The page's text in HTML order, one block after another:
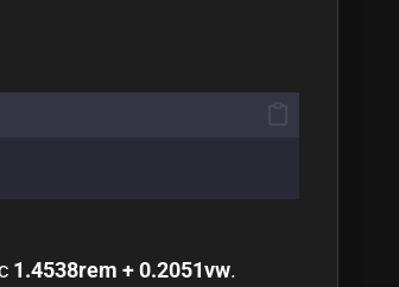
1.4538rem + 0.2051vw.